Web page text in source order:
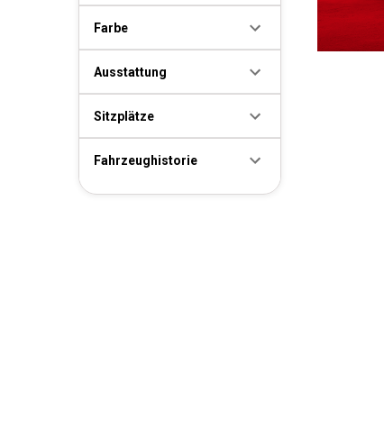
Farbe
Ausstattung
Sitzplätze
Fahrzeughistorie